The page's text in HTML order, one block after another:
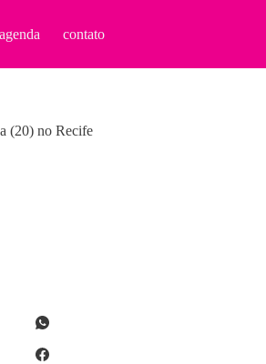
agenda contato
(20) no Recife